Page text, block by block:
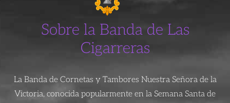
Sobre la Banda de Las
Cigarreras
La Banda de Cornetas y Tambores Nuestra Señora de la
Victoria, conocida popularmente en la Semana Santa de